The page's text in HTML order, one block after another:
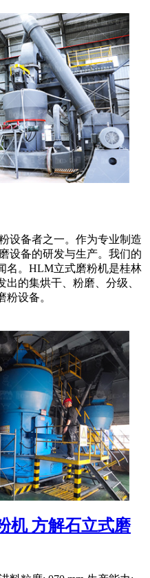
设备者之一。作为专业制造
设备的研发与生产。我们的
名。HLM立式磨粉机是桂林
的集烘干、粉磨、分级、
设备。
机 方解石立式磨